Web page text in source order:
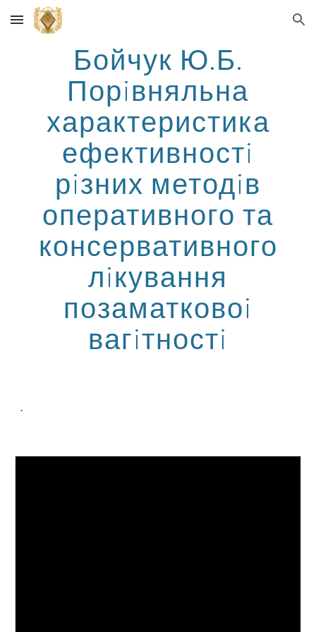
Skip to main content Skip to navigation
Бойчук Ю.Б.
Порiвняльна
характеристика
ефективностi
рiзних методiв
оперативного та
консервативного
лiкування
позаматковоi
вагiтностi
.